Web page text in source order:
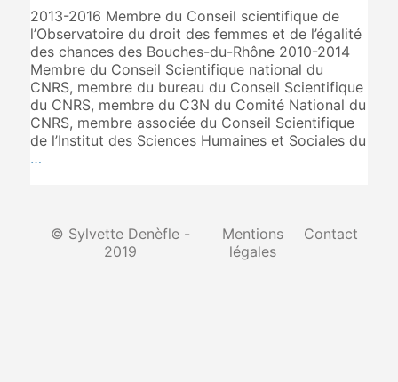
2013-2016 Membre du Conseil scientifique de
l’Observatoire du droit des femmes et de l’égalité
des chances des Bouches-du-Rhône 2010-2014
Membre du Conseil Scientifique national du
CNRS, membre du bureau du Conseil Scientifique
du CNRS, membre du C3N du Comité National du
CNRS, membre associée du Conseil Scientifique
de l’Institut des Sciences Humaines et Sociales du
…
© Sylvette Denèfle -
2019
Mentions
légales
Contact